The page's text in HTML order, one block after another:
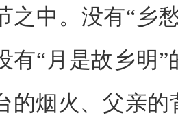
之中。没有“ 乡
有“ 月是故乡明 ”
的烟火、父亲